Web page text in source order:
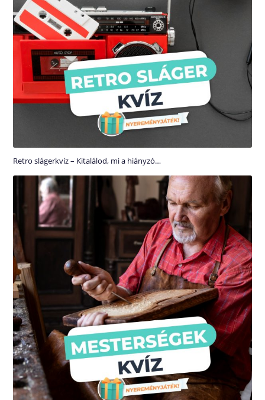
Retro slágerkvíz – Kitalálod, mi a hiányzó…